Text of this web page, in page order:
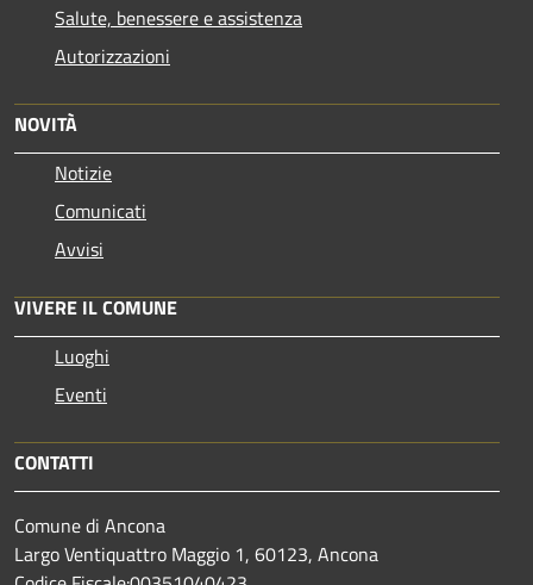
Salute, benessere e assistenza
Autorizzazioni
NOVITÀ
Notizie
Comunicati
Avvisi
VIVERE IL COMUNE
Luoghi
Eventi
CONTATTI
Comune di Ancona
Largo Ventiquattro Maggio 1, 60123, Ancona